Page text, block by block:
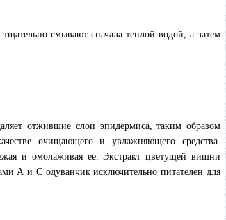
смывают сначала теплой водой, а затем
отжившие слои эпидермиса, таким образом
очищающего и увлажняющего средства.
и омолаживая ее. Экстракт цветущей вишни
А и С одуванчик исключительно питателен для